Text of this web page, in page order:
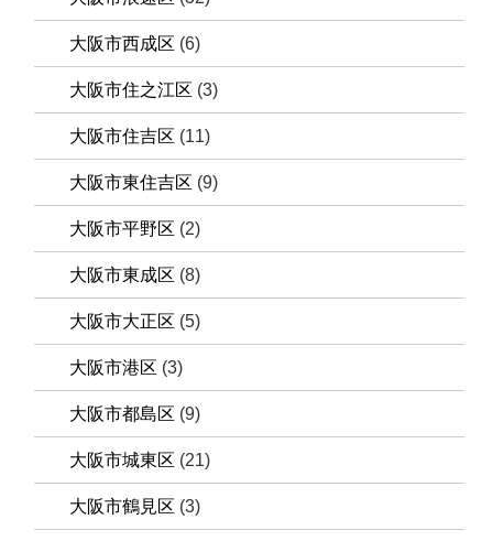
大阪市西成区 (6)
大阪市住之江区 (3)
大阪市住吉区 (11)
大阪市東住吉区 (9)
大阪市平野区 (2)
大阪市東成区 (8)
大阪市大正区 (5)
大阪市港区 (3)
大阪市都島区 (9)
大阪市城東区 (21)
大阪市鶴見区 (3)